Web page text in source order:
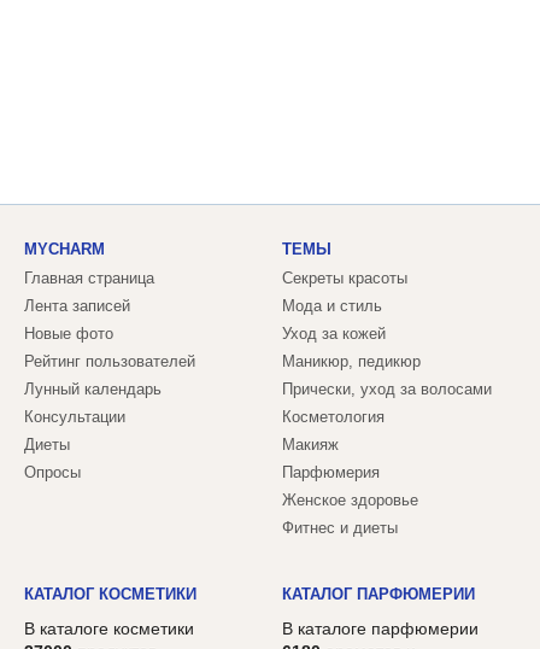
MYCHARM
Главная страница
Лента записей
Новые фото
Рейтинг пользователей
Лунный календарь
Консультации
Диеты
Опросы
ТЕМЫ
Секреты красоты
Мода и стиль
Уход за кожей
Маникюр, педикюр
Прически, уход за волосами
Косметология
Макияж
Парфюмерия
Женское здоровье
Фитнес и диеты
КАТАЛОГ КОСМЕТИКИ
В каталоге косметики
КАТАЛОГ ПАРФЮМЕРИИ
В каталоге парфюмерии